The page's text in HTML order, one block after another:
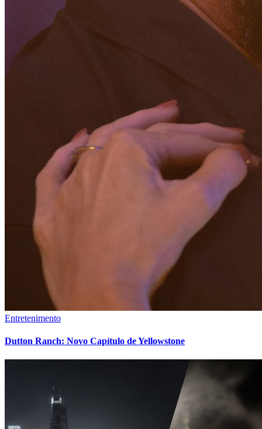
Entretenimento
Dutton Ranch: Novo Capítulo de Yellowstone